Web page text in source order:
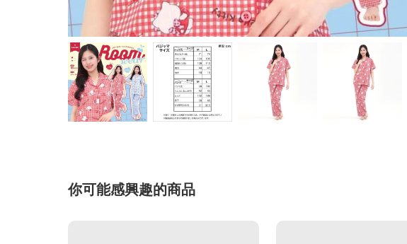
你可能感興趣的商品